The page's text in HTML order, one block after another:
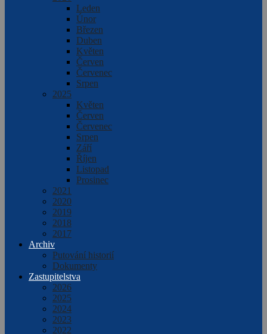
Leden
Únor
Březen
Duben
Květen
Červen
Červenec
Srpen
2025
Květen
Červen
Červenec
Srpen
Září
Říjen
Listopad
Prosinec
2021
2020
2019
2018
2017
Archiv
Putování historií
Dokumenty
Zastupitelstva
2026
2025
2024
2023
2022